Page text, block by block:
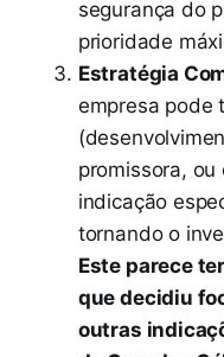
segurança do
prioridade
Estratégia
empresa pode
promissora,
indicação
tornando o
Este parece
que decidiu
outras